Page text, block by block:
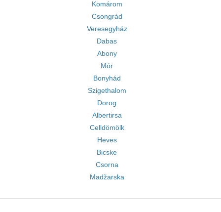
Komárom
Csongrád
Veresegyház
Dabas
Abony
Mór
Bonyhád
Szigethalom
Dorog
Albertirsa
Celldömölk
Heves
Bicske
Csorna
Madžarska